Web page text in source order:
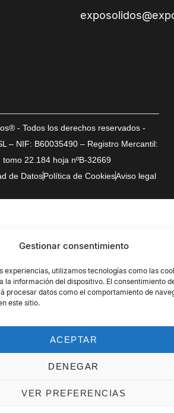
Gestionar consentimiento
experiencias, utilizamos tecnologías como las
la información del dispositivo. El consentimiento
procesar datos como el comportamiento de
este sitio.
ACEPTAR
DENEGAR
VER PREFERENCIAS
- Todos los derechos reservados -
– NIF: B60035490 – Registro Mercantil:
tomo 22.184 hoja nºB-32669
de DatosPolítica de CookiesAviso legal